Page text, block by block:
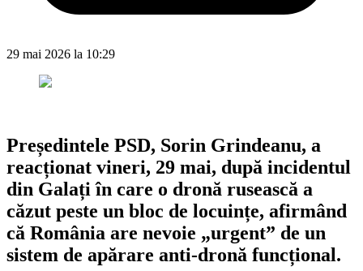
29 mai 2026 la 10:29
Președintele PSD, Sorin Grindeanu, a
reacționat vineri, 29 mai, după incidentul
din Galați în care o dronă rusească a
căzut peste un bloc de locuințe, afirmând
că România are nevoie „urgent” de un
sistem de apărare anti-dronă funcțional.